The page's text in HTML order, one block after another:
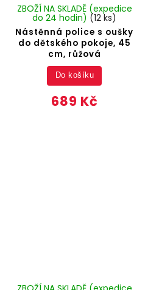
Nástěnná police s oušky
do dětského pokoje, 45
cm, růžová
ZBOŽÍ NA SKLADĚ (expedice
do 24 hodin) (12 ks)
689 Kč
Do košíku